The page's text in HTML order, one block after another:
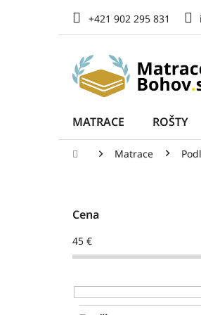
+421 902 295 831
MATRACE ROŠTY
DomovMatrace
Cena
45 €